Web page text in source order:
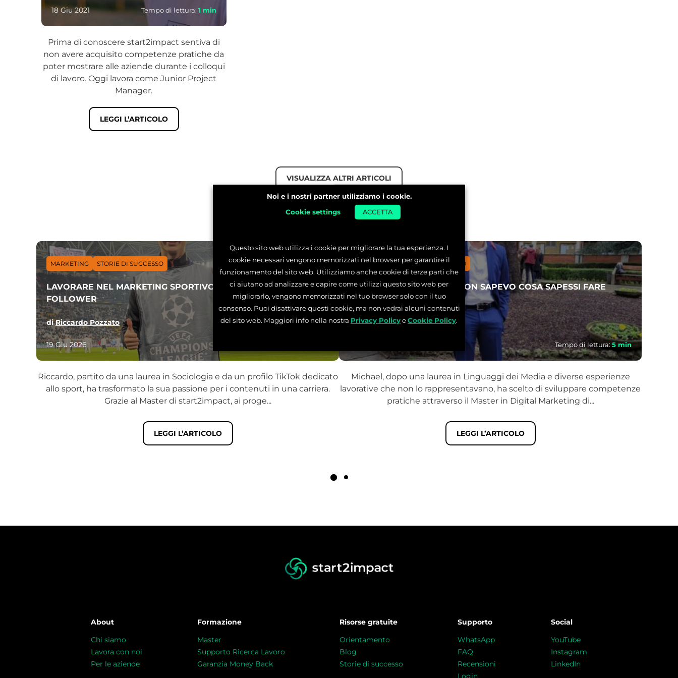
18 Giu 2021 Tempo di lettura: 1 min
Prima di conoscere start2impact sentiva di
non avere acquisito competenze pratiche da
poter mostrare alle aziende durante i colloqui
di lavoro. Oggi lavora come Junior Project
Manager.
LEGGI L’ARTICOLO
VISUALIZZA ALTRI ARTICOLI
CONSIGLIATI PER TE
MARKETING STORIE DI SUCCESSO
LAVORARE NEL MARKETING SPORTIVO IN UN BRAND DA 3M+ DI
FOLLOWER
diRiccardo Pozzato
19 Giu 2026
Riccardo, partito da una laurea in Sociologia e da un profilo TikTok dedicato
allo sport, ha trasformato la sua passione per i contenuti in una carriera.
Grazie al Master di start2impact, ai proge...
LEGGI L’ARTICOLO
MARKETING STORIE DI SUCCESSO
MI SONO LAUREATO, MA NON SAPEVO COSA SAPESSI FARE
DAVVERO
diMichael Morkos
Tempo di lettura: 5 min
Michael, dopo una laurea in Linguaggi dei Media e diverse esperienze
lavorative che non lo rappresentavano, ha scelto di sviluppare competenze
pratiche attraverso il Master in Digital Marketing di...
LEGGI L’ARTICOLO
About
Chi siamo
Lavora con noi
Per le aziende
Formazione
Master
Supporto Ricerca Lavoro
Garanzia Money Back
Risorse gratuite
Orientamento
Blog
Storie di successo
Supporto
WhatsApp
FAQ
Recensioni
Login
Social
YouTube
Instagram
LinkedIn
Noi e i nostri partner utilizziamo i cookie.
Cookie settings
ACCETTA
Questo sito web utilizza i cookie per migliorare la tua esperienza. I
cookie necessari vengono memorizzati nel browser per garantire il
funzionamento del sito web. Utilizziamo anche cookie di terze parti che
ci aiutano ad analizzare e capire come utilizzi questo sito web per
migliorarlo, vengono memorizzati nel tuo browser solo con il tuo
consenso. Puoi disattivare questi cookie, ma non vedrai alcuni contenuti
del sito web. Maggiori info nella nostra Privacy PolicyeCookie Policy.